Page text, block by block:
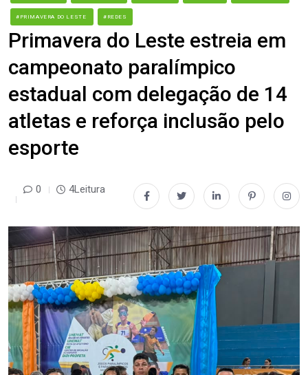
#PRIMAVERA DO LESTE #REDES
Primavera do Leste estreia em
campeonato paralímpico
estadual com delegação de 14
atletas e reforça inclusão pelo
esporte
0 4Leitura